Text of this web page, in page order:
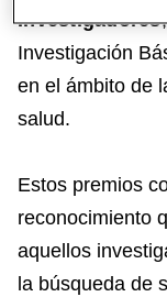
Investigadores
Investigación
en el ámbito de
salud.
Estos premios
reconocimiento
aquellos
la búsqueda de